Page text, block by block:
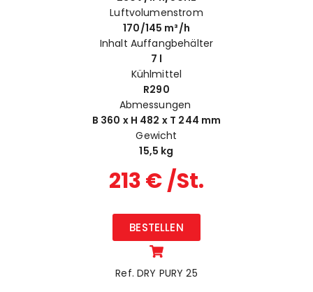
Luftvolumenstrom
170/145 m³/h
Inhalt Auffangbehälter
7 l
Kühlmittel
R290
Abmessungen
B 360 x H 482 x T 244 mm
Gewicht
15,5 kg
213 € /St.
BESTELLEN
Ref. DRY PURY 25